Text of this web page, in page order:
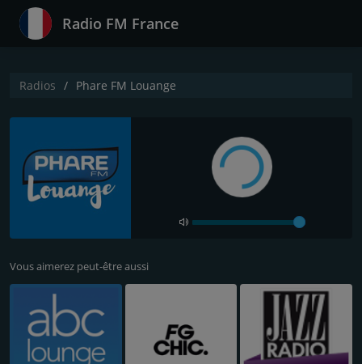
Radio FM France
Radios Phare FM Louange
Vous aimerez peut-être aussi